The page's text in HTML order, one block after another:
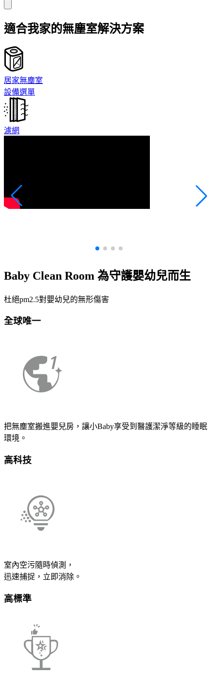
適合我家的無塵室解決方案
居家無塵室
設備選單
濾網
Baby Clean Room 為守護嬰幼兒而生
杜絕pm2.5對嬰幼兒的無形傷害
全球唯一
把無塵室搬進嬰兒房，讓小Baby享受到醫護潔淨等級的睡眠
環境。
高科技
室內空污隨時偵測，
迅速捕捉，立即消除。
高標準